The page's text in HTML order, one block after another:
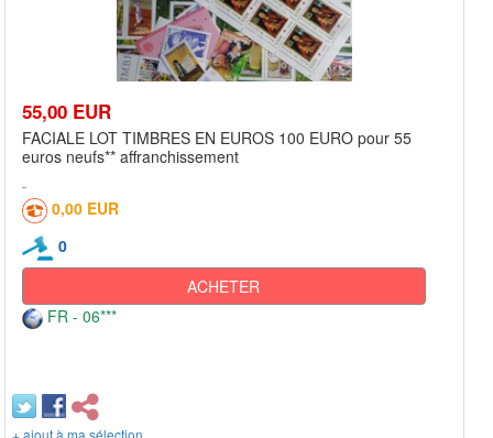
55,00 EUR
FACIALE LOT TIMBRES EN EUROS 100 EURO pour 55
euros neufs** affranchissement
0,00 EUR
0
ACHETER
FR - 06***
+ ajout à ma sélection